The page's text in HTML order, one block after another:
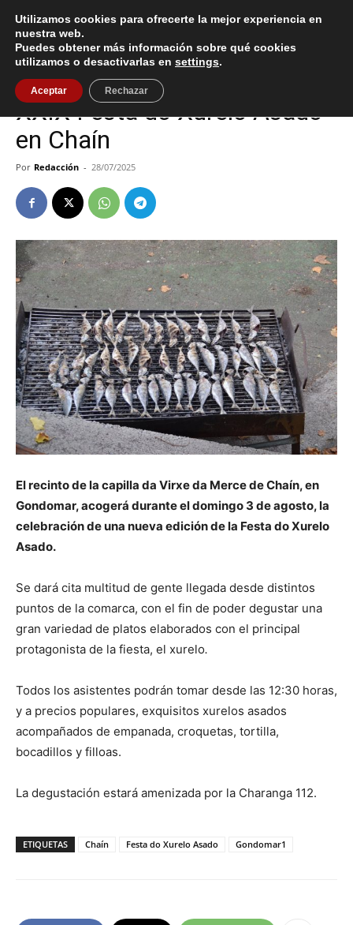
Inicio Cultura / Ocio
Cultura / Ocio Gondomar
XXIX Festa do Xurelo Asado
en Chaín
Por Redacción - 28/07/2025
El recinto de la capilla da Virxe da Merce de Chaín, en
Gondomar, acogerá durante el domingo 3 de agosto, la
celebración de una nueva edición de la Festa do Xurelo
Asado.
Se dará cita multitud de gente llegada desde distintos
puntos de la comarca, con el fin de poder degustar una
gran variedad de platos elaborados con el principal
protagonista de la fiesta, el xurelo.
Todos los asistentes podrán tomar desde las 12:30 horas,
y a precios populares, exquisitos xurelos asados
acompañados de empanada, croquetas, tortilla,
bocadillos y filloas.
La degustación estará amenizada por la Charanga 112.
ETIQUETAS Chaín Festa do Xurelo Asado Gondomar1
Utilizamos cookies para ofrecerte la mejor experiencia en
nuestra web.
Puedes obtener más información sobre qué cookies
utilizamos o desactivarlas en settings.
Aceptar Rechazar